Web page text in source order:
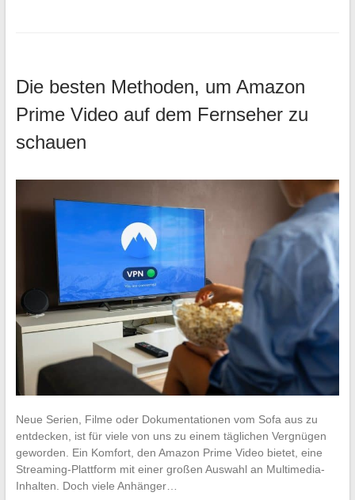
Die besten Methoden, um Amazon
Prime Video auf dem Fernseher zu
schauen
Neue Serien, Filme oder Dokumentationen vom Sofa aus zu
entdecken, ist für viele von uns zu einem täglichen Vergnügen
geworden. Ein Komfort, den Amazon Prime Video bietet, eine
Streaming-Plattform mit einer großen Auswahl an Multimedia-
Inhalten. Doch viele Anhänger…